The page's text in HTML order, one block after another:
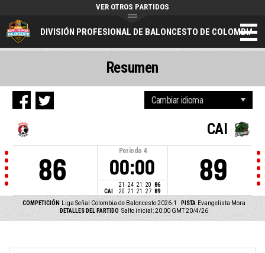
DIVISIÓN PROFESIONAL DE BALONCESTO DE COLOMBIA
VER OTROS PARTIDOS
86
Periodo 4
00:00
21 24 21 20 86
CAI
20 21 21 27 89
CAI
89
COMPETICIÓN Liga Señal Colombia de Baloncesto 2026-1 PISTA Evangelista Mora
DETALLES DEL PARTIDO Salto inicial: 20:00 GMT 20/4/26
Resumen